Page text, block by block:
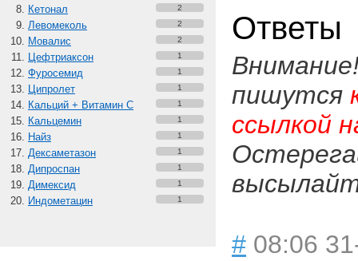
Кетонал 2
Левомеколь 2
Мовалис 2
Цефтриаксон 1
Фуросемид 1
Ципролет 1
Кальций + Витамин C 1
Кальцемин 1
Найз 1
Дексаметазон 1
Дипроспан 1
Димексид 1
Индометацин 1
Ответы
пишутся
ссылкой
# 08:06